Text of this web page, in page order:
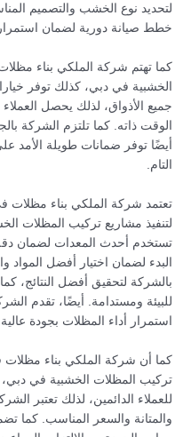
لتحديد نوع الخشب والتصميم
خطط صيانة دورية لضمان
كما تهتم شركة الملكي بناء
الخشبية في دبي، كذلك توفر
جميع الأذواق، لذلك يحصل
الوقت ذاته. كما تلتزم الشركة
أيضًا توفر ضمانات طويلة الأمد
التام.
تعتمد شركة الملكي بناء
لتنفيذ مشاريع تركيب المظلات
تستخدم أحدث المعدات لضمان
البدء لضمان اختيار أفضل المواد
بالشركة لتحقيق أفضل النتائج،
للبيئة ومستدامة. أيضًا، تقدم
استمرار أداء المظلات بجودة عالية.
كما أن شركة الملكي بناء
تركيب المظلات الخشبية في
للعملاء الدائمين، لذلك تعتبر
والمتانة والسعر المناسب. كما